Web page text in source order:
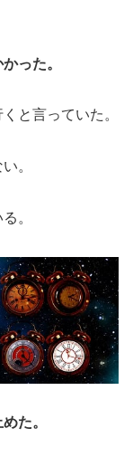
った。
と言っていた。
。
。
た。